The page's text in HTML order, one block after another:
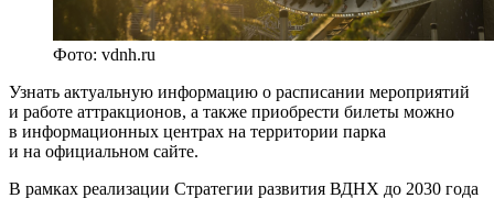
Фото: vdnh.ru
Узнать актуальную информацию о расписании мероприятий
и работе аттракционов, а также приобрести билеты можно
в информационных центрах на территории парка
и на официальном сайте.
В рамках реализации Стратегии развития ВДНХ до 2030 года